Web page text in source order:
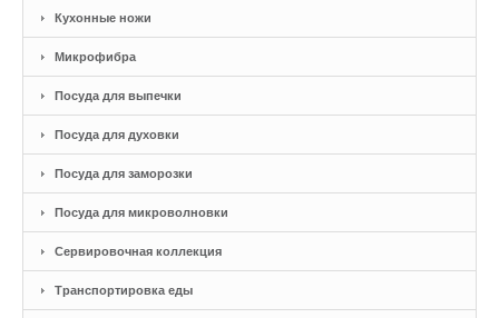
Кухонные ножи
Микрофибра
Посуда для выпечки
Посуда для духовки
Посуда для заморозки
Посуда для микроволновки
Сервировочная коллекция
Транспортировка еды